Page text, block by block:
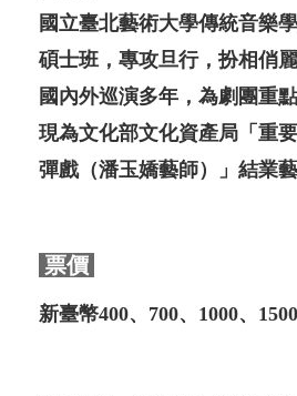
國立臺北藝術大學傳統音樂
碩士班，專攻旦行，扮相俏
國內外巡演多年，為劇團重
現為文化部文化資產局「重
彈戲（潘玉嬌藝師）」結業藝
票價
新臺幣400、700、1000、